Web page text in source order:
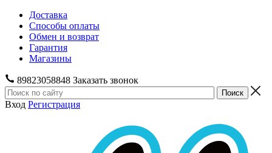
Доставка
Способы оплаты
Обмен и возврат
Гарантия
Магазины
89823058848 Заказать звонок
Вход Регистрация